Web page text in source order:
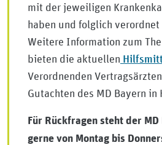
mit der jeweiligen
haben und folglich
Weitere Information zum
bieten die aktuellen
Verordnenden
Gutachten des MD Bayern in
Für Rückfragen steht der
gerne von Montag bis